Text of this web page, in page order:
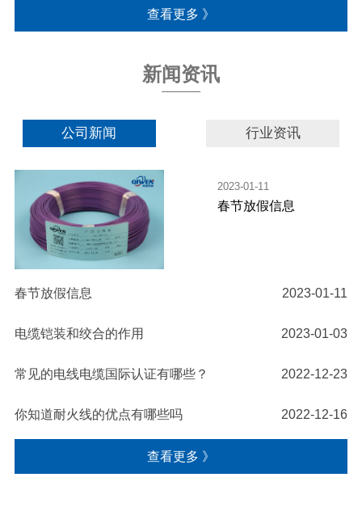
查看更多 》
新闻资讯
公司新闻 行业资讯
2023-01-11
春节放假信息
春节放假信息 2023-01-11
电缆铠装和绞合的作用 2023-01-03
常见的电线电缆国际认证有哪些？ 2022-12-23
你知道耐火线的优点有哪些吗 2022-12-16
查看更多 》